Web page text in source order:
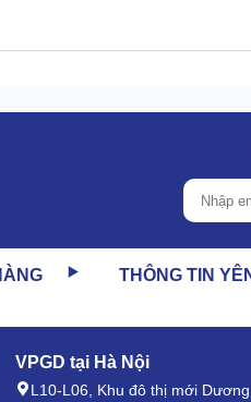
dụng đồng nhất 1 chất liệu
dù linh kiện máy tăng nhiệt
THÔNG TIN
VPGD tại Hà Nội
L10-L06, Khu đô thị mới